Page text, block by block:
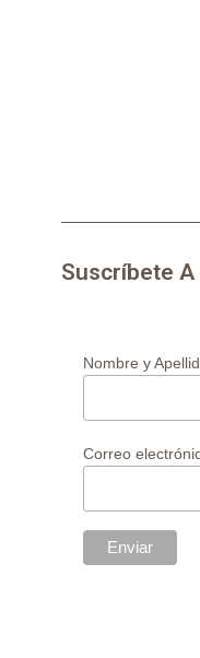
Suscríbete A
Nombre y
Correo